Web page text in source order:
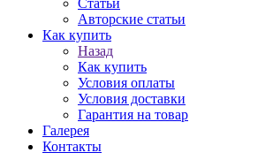
Статьи
Авторские статьи
Как купить
Назад
Как купить
Условия оплаты
Условия доставки
Гарантия на товар
Галерея
Контакты